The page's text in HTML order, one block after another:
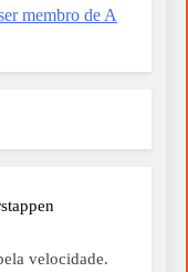
membro de A
velocidade.